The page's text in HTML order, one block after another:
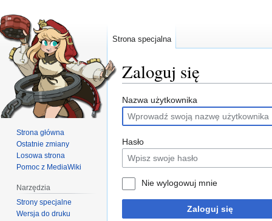
Zaloguj się
Przejdź
do
nawigacji
Przejdź
do
wyszukiwania
Nazwa użytkownika
Hasło
Nie wylogowuj mnie
Zaloguj się
Strona specjalna
Strona główna
Ostatnie zmiany
Losowa strona
Pomoc z MediaWiki
Narzędzia
Strony specjalne
Wersja do druku